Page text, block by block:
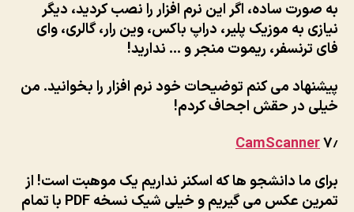
به صورت ساده، اگر این نرم افزار را نصب کردید، دیگر
نیازی به موزیک پلیر، دراپ باکس، وین رار، گالری، وای
فای ترنسفر، ریموت منجر و … ندارید!
پیشنهاد می کنم توضیحات خود نرم افزار را بخوانید. من
خیلی در حقش اجحاف کردم!
۷٫CamScanner
برای ما دانشجو ها که اسکنر نداریم یک موهبت است! از
تمرین عکس می گیریم و خیلی شیک نسخه PDF با تمام